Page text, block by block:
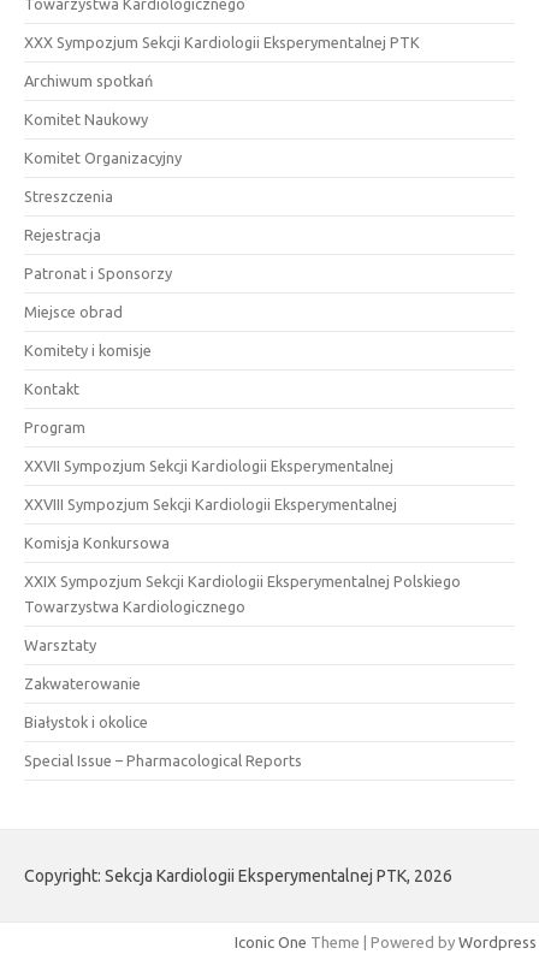
XXX Sympozjum Sekcji Kardiologii Eksperymentalnej PTK
Archiwum spotkań
Komitet Naukowy
Komitet Organizacyjny
Streszczenia
Rejestracja
Patronat i Sponsorzy
Miejsce obrad
Komitety i komisje
Kontakt
Program
XXVII Sympozjum Sekcji Kardiologii Eksperymentalnej
XXVIII Sympozjum Sekcji Kardiologii Eksperymentalnej
Komisja Konkursowa
XXIX Sympozjum Sekcji Kardiologii Eksperymentalnej Polskiego
Towarzystwa Kardiologicznego
Warsztaty
Zakwaterowanie
Białystok i okolice
Special Issue – Pharmacological Reports
Copyright: Sekcja Kardiologii Eksperymentalnej PTK, 2026
Iconic One Theme | Powered by Wordpress